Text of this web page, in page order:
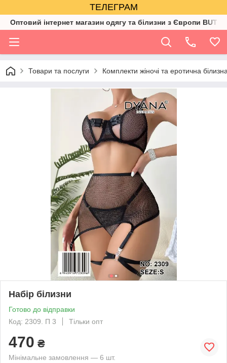
ТЕЛЕГРАМ
Оптовий інтернет магазин одягу та білизни з Європи BUTIK
Товари та послуги Комплекти жіночі та еротична
Набір білизни
Готово до відправки
Код: 2309. П 3
Тільки опт
470 ₴
Мінімальне замовлення — 6 шт.